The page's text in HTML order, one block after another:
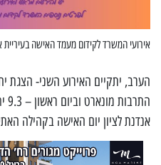
אירועי המשרד לקידום מעמד האישה
הערב, יתקיים האירוע השני- הצגת
אנדנת לציון יום האישה בקהילה